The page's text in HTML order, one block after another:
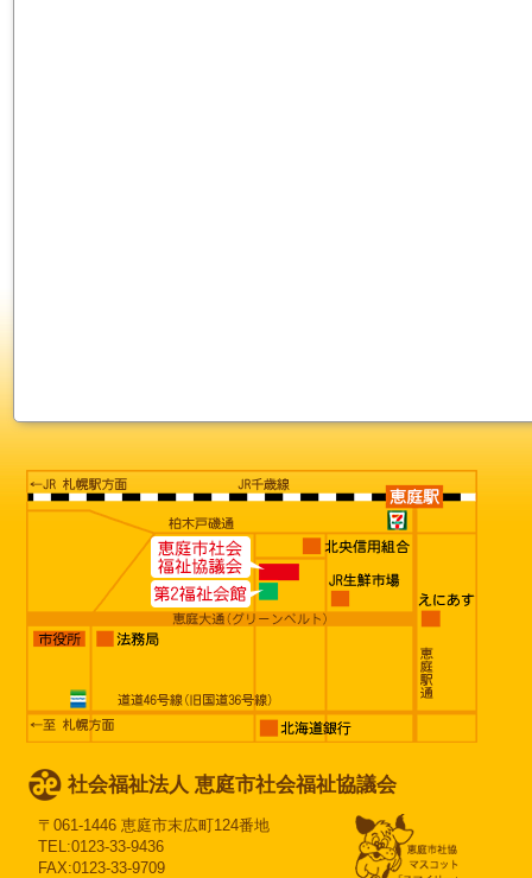
社会福祉法人 恵庭市社会福祉協議会
〒061-1446 恵庭市末広町124番地
TEL:0123-33-9436
FAX:0123-33-9709